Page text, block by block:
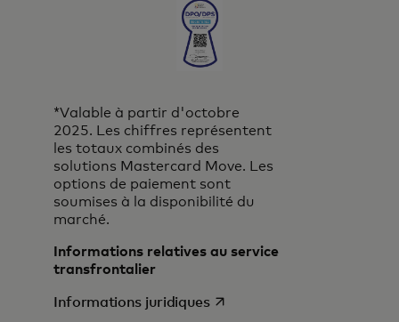
*Valable à partir d'octobre
2025. Les chiffres représentent
les totaux combinés des
solutions Mastercard Move. Les
options de paiement sont
soumises à la disponibilité du
marché.
Informations relatives au service
transfrontalier
Informations juridiquess’ouvre dans un nouvel